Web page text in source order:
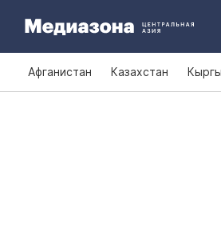
Афганистан Казахстан